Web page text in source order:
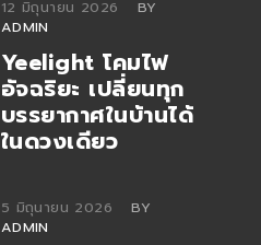
12 มิถุนายน 2026
BY
ADMIN
Yeelight โคมไฟ
อัจฉริยะ เปลี่ยนทุก
บรรยากาศในบ้านได้
ในดวงเดียว
5 มิถุนายน 2026
BY
ADMIN